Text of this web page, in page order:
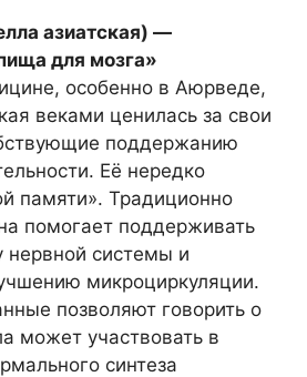
азиатская) —
для мозга»
особенно в Аюрведе,
веками ценилась за свои
поддержанию
Её нередко
памяти». Традиционно
помогает поддерживать
нервной системы и
микроциркуляции.
позволяют говорить о
может участвовать в
синтеза